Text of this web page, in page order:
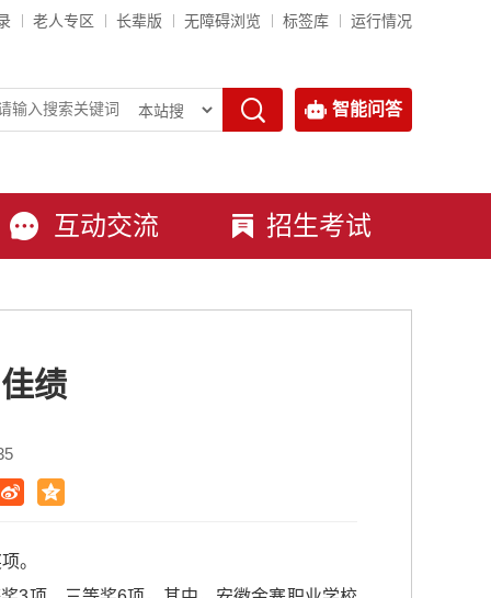
老人专区 长辈版 无障碍浏览 标签库 运行情况
智能问答
互动交流 招生考试
绩
。